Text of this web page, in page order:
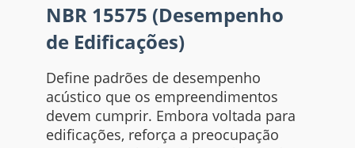
NBR 15575 (Desempenho
de Edificações)
Define padrões de desempenho
acústico que os empreendimentos
devem cumprir. Embora voltada para
edificações, reforça a preocupação